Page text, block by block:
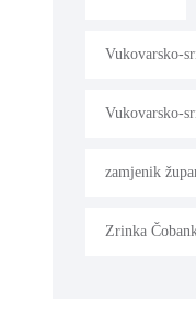
Vukovarsko-
Vukovarsko-
zamjenik
Zrinka